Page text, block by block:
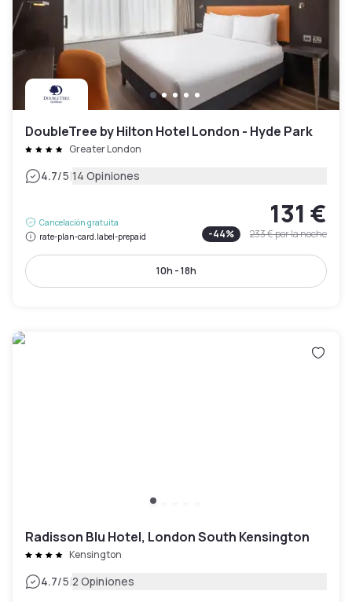
DoubleTree by Hilton Hotel London - Hyde Park
Greater London
4.7/5|14 Opiniones
Cancelación gratuita
rate-plan-card.label-prepaid
131 €
-44% 233 €por la noche
10h - 18h
Radisson Blu Hotel, London South Kensington
Kensington
4.7/5|2 Opiniones